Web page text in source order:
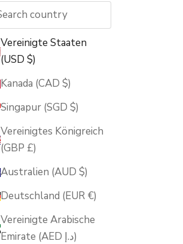
Vereinigte Staaten
(USD $)
Kanada (CAD $)
Singapur (SGD $)
Vereinigtes Königreich
(GBP £)
Australien (AUD $)
Deutschland (EUR €)
Vereinigte Arabische
Emirate (AED د.إ)